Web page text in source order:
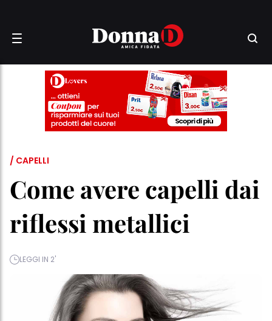
/ CAPELLI
Come avere capelli dai
riflessi metallici
LEGGI IN 2'